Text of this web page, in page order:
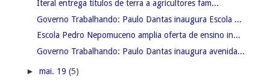
Iteral entrega títulos de terra a agricultores fam...
Governo Trabalhando: Paulo Dantas inaugura Escola ...
Escola Pedro Nepomuceno amplia oferta de ensino in...
Governo Trabalhando: Paulo Dantas inaugura avenida...
► mai. 19 (5)